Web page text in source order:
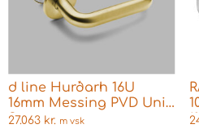
d line Hurðarh 16U
16mm Messing PVD Univ
Snapon
27.063 kr. m vsk